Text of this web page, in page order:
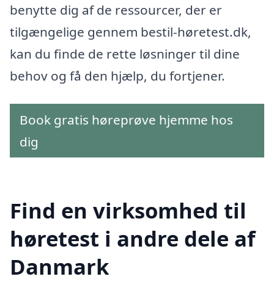
benytte dig af de ressourcer, der er
tilgængelige gennem bestil-høretest.dk,
kan du finde de rette løsninger til dine
behov og få den hjælp, du fortjener.
Book gratis høreprøve hjemme hos
dig
Find en virksomhed til
høretest i andre dele af
Danmark